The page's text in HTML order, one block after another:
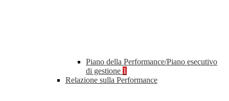
Piano della Performance/Piano esecutivo
di gestione 1
Relazione sulla Performance